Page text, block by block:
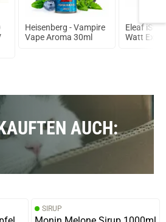
Heisenberg - Vampire
Vape Aroma 30ml
Eleaf
Watt
AUCH:
SIRUP